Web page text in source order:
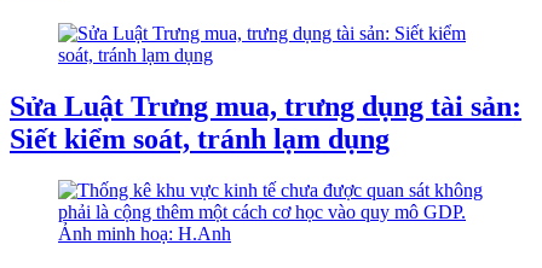
Sửa Luật Trưng mua, trưng dụng tài sản:
Siết kiểm soát, tránh lạm dụng